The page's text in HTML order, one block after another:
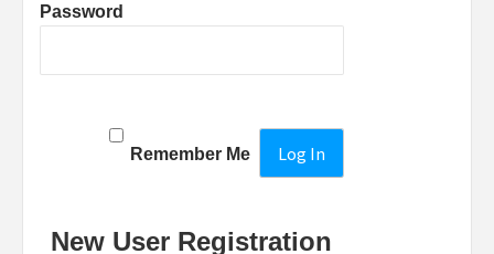
Password
Remember Me
New User Registration